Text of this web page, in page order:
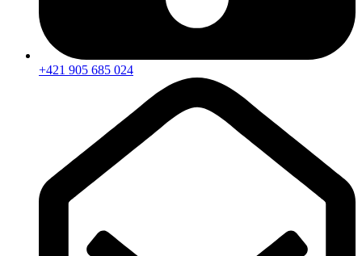
+421 905 685 024